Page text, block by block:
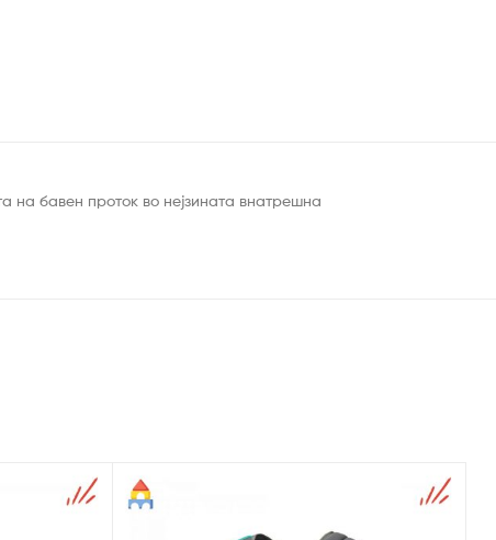
на бавен проток во нејзината внатрешна